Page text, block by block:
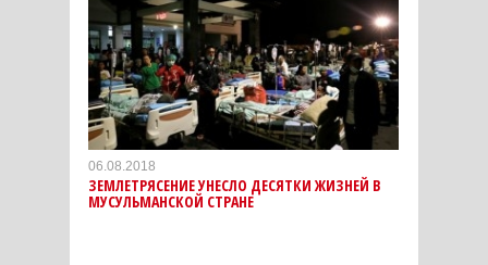
06.08.2018
ЗЕМЛЕТРЯСЕНИЕ УНЕСЛО ДЕСЯТКИ ЖИЗНЕЙ В
МУСУЛЬМАНСКОЙ СТРАНЕ